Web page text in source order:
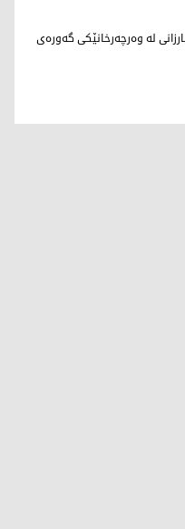
لە وەرچەرخانێکی گەورەی